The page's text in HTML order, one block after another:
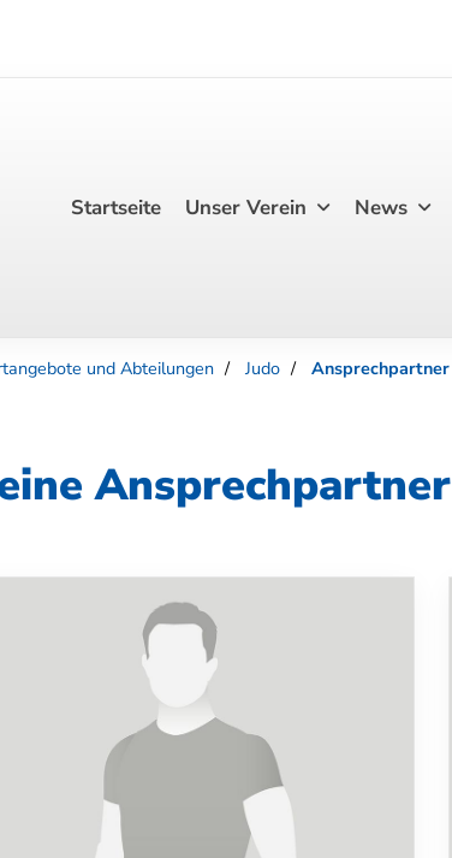
Startseite Unser Verein News
und Abteilungen Judo Ansprechpartner
Ansprechpartner
Mitglieder-Service
Alles zur Mitgliedschaft
Downloads
Termine